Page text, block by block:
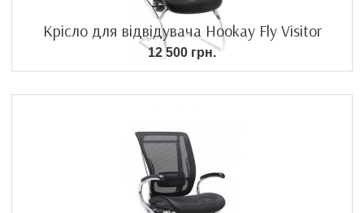
Крісло для відвідувача Hookay Fly Visitor
12 500 грн.